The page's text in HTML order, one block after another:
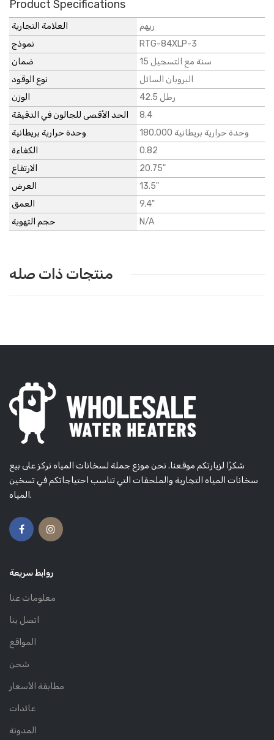
Product Specifications
العلامة التجارية
ريهم
نموذج
RTG-84XLP-3
ضمان
15 سنة مع التسجيل
نوع الوقود
البروبان السائل
الوزن
42.5 رطل
الحد الأقصى للجالون في الدقيقة
8.4
وحدة حرارية بريطانية
180,000 وحدة حرارية بريطانية
الكفاءة
0.82
الارتفاع
20.75"
العرض
13.5"
العمق
9.4"
حجم التهوية
N/A
منتجات ذات صله
شكرًا لزيارتكم موقعنا. نحن موزع جملة لسخانات المياه نركز على بيع
سخانات المياه التجارية والملحقات التي تناسب احتياجاتكم في تسخين
المياه.
روابط سريعة
معلومات عنا
اتصل بنا
المواقع
شحن
مطابقة الأسعار
عائدات
المدونة